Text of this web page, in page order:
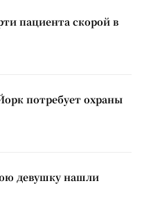
пациента скорой в
потребует охраны
девушку нашли